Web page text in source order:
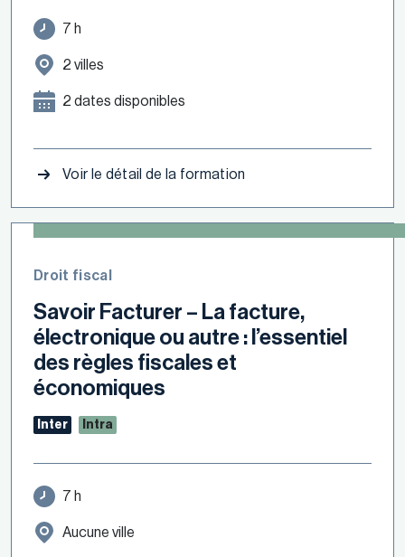
7 h
2 villes
2 dates disponibles
Voir le détail de la formation
Droit fiscal
Savoir Facturer – La facture,
électronique ou autre : l’essentiel
des règles fiscales et
économiques
Inter Intra
7 h
Aucune ville